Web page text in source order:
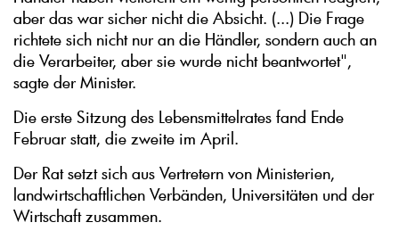
aber das war sicher nicht die Absicht. (...) Die Frage
richtete sich nicht nur an die Händler, sondern auch an
die Verarbeiter, aber sie wurde nicht beantwortet",
sagte der Minister.
Die erste Sitzung des Lebensmittelrates fand Ende
Februar statt, die zweite im April.
Der Rat setzt sich aus Vertretern von Ministerien,
landwirtschaftlichen Verbänden, Universitäten und der
Wirtschaft zusammen.